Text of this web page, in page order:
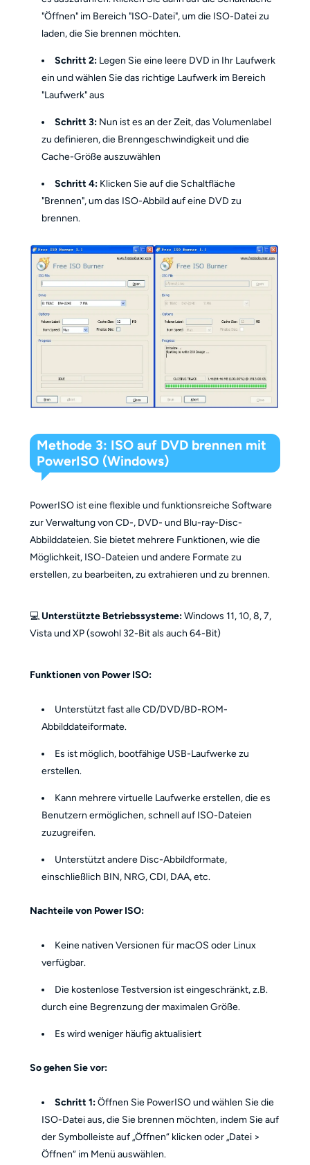
"Öffnen" im Bereich "ISO-Datei", um die ISO-Datei zu
laden, die Sie brennen möchten.
Schritt 2: Legen Sie eine leere DVD in Ihr Laufwerk
ein und wählen Sie das richtige Laufwerk im Bereich
"Laufwerk" aus
Schritt 3: Nun ist es an der Zeit, das Volumenlabel
zu definieren, die Brenngeschwindigkeit und die
Cache-Größe auszuwählen
Schritt 4: Klicken Sie auf die Schaltfläche
"Brennen", um das ISO-Abbild auf eine DVD zu
brennen.
Methode 3: ISO auf DVD brennen mit
PowerISO (Windows)
PowerISO ist eine flexible und funktionsreiche Software
zur Verwaltung von CD-, DVD- und Blu-ray-Disc-
Abbilddateien. Sie bietet mehrere Funktionen, wie die
Möglichkeit, ISO-Dateien und andere Formate zu
erstellen, zu bearbeiten, zu extrahieren und zu brennen.
💻Unterstützte Betriebssysteme:Windows 11, 10, 8, 7,
Vista und XP (sowohl 32-Bit als auch 64-Bit)
Funktionen von Power ISO:
Unterstützt fast alle CD/DVD/BD-ROM-
Abbilddateiformate.
Es ist möglich, bootfähige USB-Laufwerke zu
erstellen.
Kann mehrere virtuelle Laufwerke erstellen, die es
Benutzern ermöglichen, schnell auf ISO-Dateien
zuzugreifen.
Unterstützt andere Disc-Abbildformate,
einschließlich BIN, NRG, CDI, DAA, etc.
Nachteile von Power ISO:
Keine nativen Versionen für macOS oder Linux
verfügbar.
Die kostenlose Testversion ist eingeschränkt, z.B.
durch eine Begrenzung der maximalen Größe.
Es wird weniger häufig aktualisiert
So gehen Sie vor:
Schritt 1:Öffnen Sie PowerISO und wählen Sie die
ISO-Datei aus, die Sie brennen möchten, indem Sie auf
der Symbolleiste auf „Öffnen“ klicken oder „Datei >
Öffnen“ im Menü auswählen.